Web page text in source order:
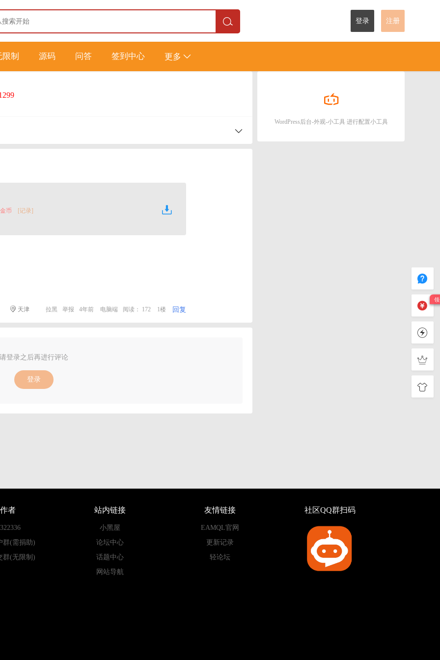
登录 注册
限制 源码 问答 签到中心 更多
币 [记录]
天津 拉黑 举报 4年前 电脑端 阅读： 172 1楼 回复
请登录之后再进行评论
登录
WordPress后台-外观-小工具 进行配置小工具
者
群(需捐助)
群(无限制)
站内链接
小黑屋
论坛中心
话题中心
网站导航
友情链接
EAMQL官网
更新记录
轻论坛
社区QQ群扫码